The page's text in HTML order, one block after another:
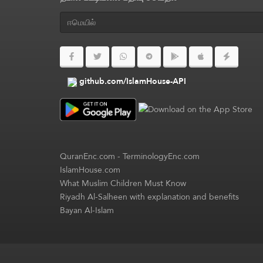
github.com/IslamHouse-API
QuranEnc.com-TerminologyEnc.com
IslamHouse.com
What Muslim Children Must Know
Riyadh Al-Salheen with explanation and benefits
Bayan Al-Islam